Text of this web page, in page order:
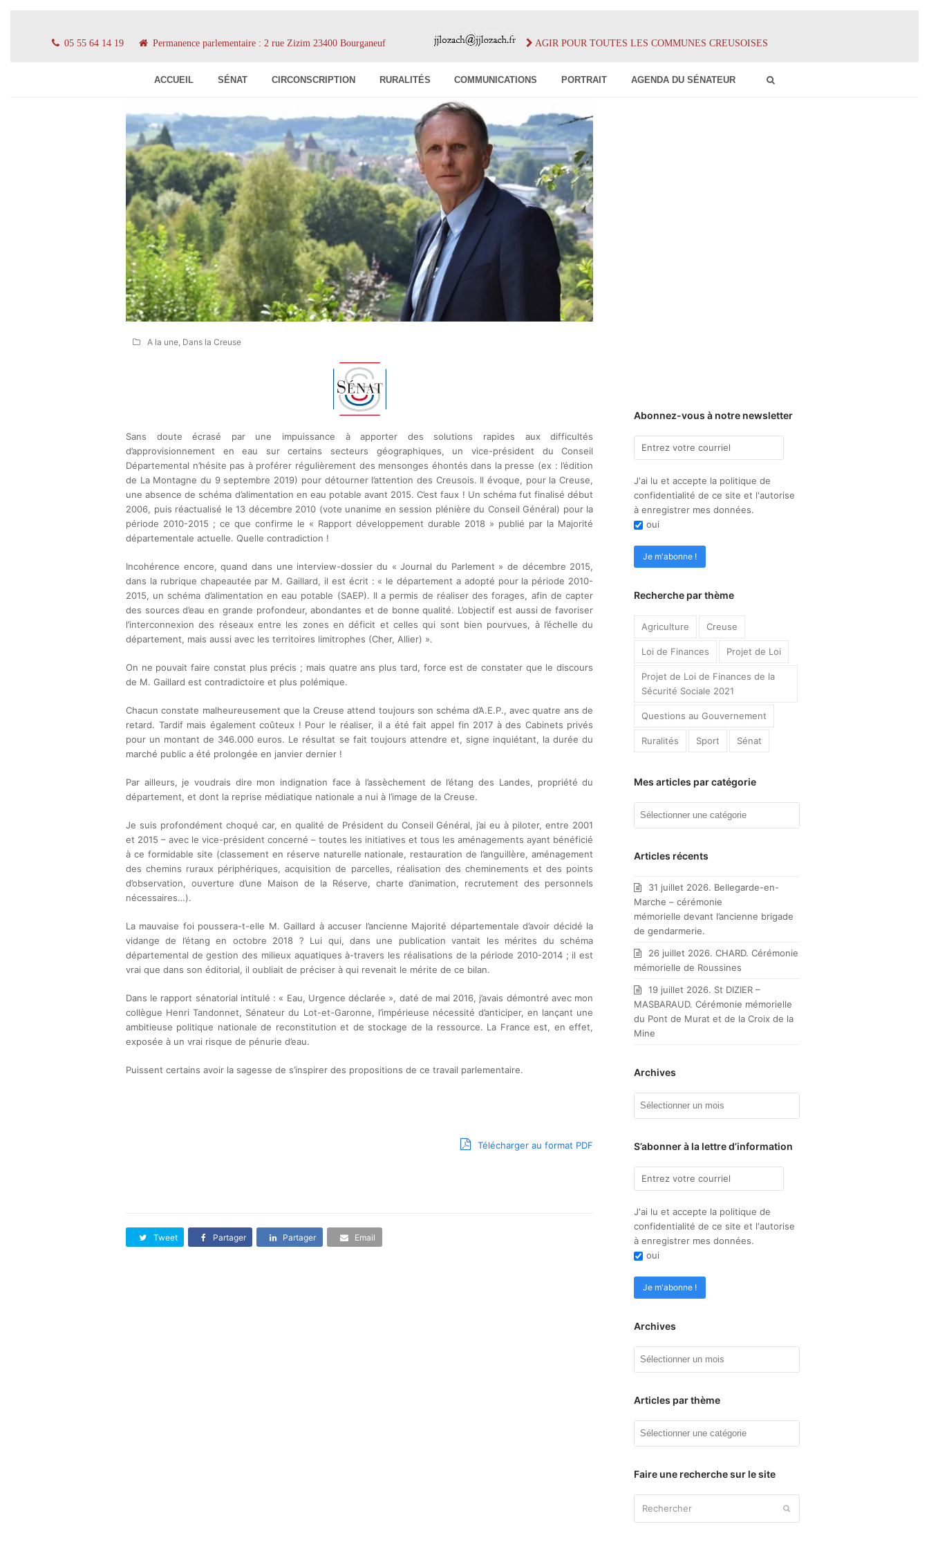
05 55 64 14 19 Permanence parlementaire : 2 rue Zizim 23400 Bourganeuf AGIR POUR TOUTES LES COMMUNES CREUSOISES
ACCUEIL SÉNAT CIRCONSCRIPTION RURALITÉS COMMUNICATIONS PORTRAIT AGENDA DU SÉNATEUR
A la une Dans la Creuse
Sans doute écrasé par une impuissance à apporter des solutions rapides aux difficultés
d’approvisionnement en eau sur certains secteurs géographiques, un vice-président du Conseil
Départemental n’hésite pas à proférer régulièrement des mensonges éhontés dans la presse (ex : l’édition
de La Montagne du 9 septembre 2019) pour détourner l’attention des Creusois. Il évoque, pour la Creuse,
une absence de schéma d’alimentation en eau potable avant 2015. C’est faux ! Un schéma fut finalisé début
2006, puis réactualisé le 13 décembre 2010 (vote unanime en session plénière du Conseil Général) pour la
période 2010-2015 ; ce que confirme le « Rapport développement durable 2018 » publié par la Majorité
départementale actuelle. Quelle contradiction !
Incohérence encore, quand dans une interview-dossier du « Journal du Parlement » de décembre 2015,
dans la rubrique chapeautée par M. Gaillard, il est écrit : « le département a adopté pour la période 2010-
2015, un schéma d’alimentation en eau potable (SAEP). Il a permis de réaliser des forages, afin de capter
des sources d’eau en grande profondeur, abondantes et de bonne qualité. L’objectif est aussi de favoriser
l’interconnexion des réseaux entre les zones en déficit et celles qui sont bien pourvues, à l’échelle du
département, mais aussi avec les territoires limitrophes (Cher, Allier) ».
On ne pouvait faire constat plus précis ; mais quatre ans plus tard, force est de constater que le discours
de M. Gaillard est contradictoire et plus polémique.
Chacun constate malheureusement que la Creuse attend toujours son schéma d’A.E.P., avec quatre ans de
retard. Tardif mais également coûteux ! Pour le réaliser, il a été fait appel fin 2017 à des Cabinets privés
pour un montant de 346.000 euros. Le résultat se fait toujours attendre et, signe inquiétant, la durée du
marché public a été prolongée en janvier dernier !
Par ailleurs, je voudrais dire mon indignation face à l’assèchement de l’étang des Landes, propriété du
département, et dont la reprise médiatique nationale a nui à l’image de la Creuse.
Je suis profondément choqué car, en qualité de Président du Conseil Général, j’ai eu à piloter, entre 2001
et 2015 – avec le vice-président concerné – toutes les initiatives et tous les aménagements ayant bénéficié
à ce formidable site (classement en réserve naturelle nationale, restauration de l’anguillère, aménagement
des chemins ruraux périphériques, acquisition de parcelles, réalisation des cheminements et des points
d’observation, ouverture d’une Maison de la Réserve, charte d’animation, recrutement des personnels
nécessaires…).
La mauvaise foi poussera-t-elle M. Gaillard à accuser l’ancienne Majorité départementale d’avoir décidé la
vidange de l’étang en octobre 2018 ? Lui qui, dans une publication vantait les mérites du schéma
départemental de gestion des milieux aquatiques à-travers les réalisations de la période 2010-2014 ; il est
vrai que dans son éditorial, il oubliait de préciser à qui revenait le mérite de ce bilan.
Dans le rapport sénatorial intitulé : « Eau, Urgence déclarée », daté de mai 2016, j’avais démontré avec mon
collègue Henri Tandonnet, Sénateur du Lot-et-Garonne, l’impérieuse nécessité d’anticiper, en lançant une
ambitieuse politique nationale de reconstitution et de stockage de la ressource. La France est, en effet,
exposée à un vrai risque de pénurie d’eau.
Puissent certains avoir la sagesse de s’inspirer des propositions de ce travail parlementaire.
Télécharger au format PDF
Tweet Partager Partager Email
Abonnez-vous à notre newsletter
J'ai lu et accepte la politique de
confidentialité de ce site et l'autorise
à enregistrer mes données.
oui
Recherche par thème
Agriculture Creuse
Loi de Finances Projet de Loi
Projet de Loi de Finances de la
Sécurité Sociale 2021
Questions au Gouvernement
Ruralités Sport Sénat
Mes articles par catégorie
Mes
catégorie
Articles récents
31 juillet 2026. Bellegarde-en-
Marche – cérémonie
mémorielle devant l’ancienne brigade
de gendarmerie.
26 juillet 2026. CHARD. Cérémonie
mémorielle de Roussines
19 juillet 2026. St DIZIER –
MASBARAUD. Cérémonie mémorielle
du Pont de Murat et de la Croix de la
Mine
Archives
S’abonner à la lettre d’information
J'ai lu et accepte la politique de
confidentialité de ce site et l'autorise
à enregistrer mes données.
oui
Archives
Articles par thème
Articles
Faire une recherche sur le site